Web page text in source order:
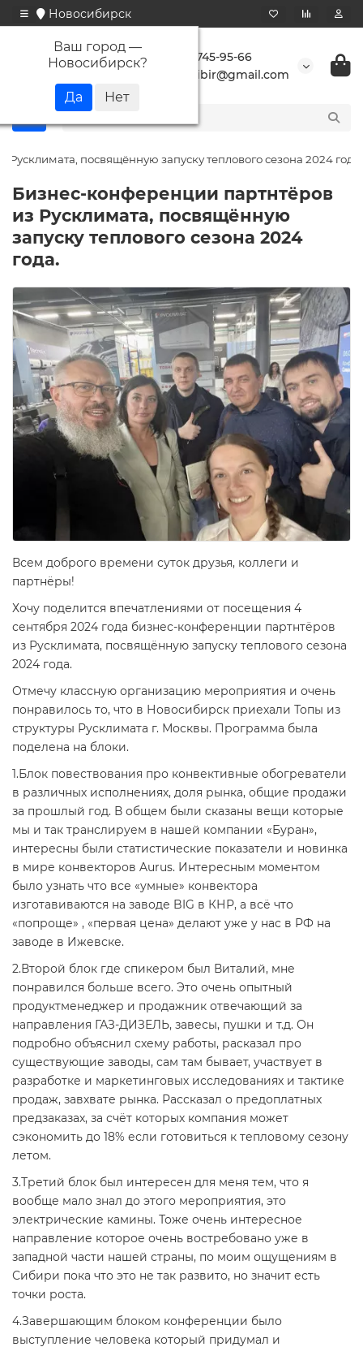
Новосибирск
Ваш город —
Новосибирск?
+7 923 745-95-66
buransibir@gmail.com
посвящённую запуску теплового сезона 2024 года.
Бизнес-конференции партнтёров
из Русклимата, посвящённую
запуску теплового сезона 2024
года.
Всем доброго времени суток друзья, коллеги и
партнёры!
Хочу поделится впечатлениями от посещения 4
сентября 2024 года бизнес-конференции партнтёров
из Русклимата, посвящённую запуску теплового сезона
2024 года.
Отмечу классную организацию мероприятия и очень
понравилось то, что в Новосибирск приехали Топы из
структуры Русклимата г. Москвы. Программа была
поделена на блоки.
1.Блок повествования про конвективные обогреватели
в различных исполнениях, доля рынка, общие продажи
за прошлый год. В общем были сказаны вещи которые
мы и так транслируем в нашей компании «Буран»,
интересны были статистические показатели и новинка
в мире конвекторов Aurus. Интересным моментом
было узнать что все «умные» конвектора
изготавиваются на заводе BIG в КНР, а всё что
«попроще» , «первая цена» делают уже у нас в РФ на
заводе в Ижевске.
2.Второй блок где спикером был Виталий, мне
понравился больше всего. Это очень опытный
продуктменеджер и продажник отвечающий за
направления ГАЗ-ДИЗЕЛЬ, завесы, пушки и т.д. Он
подробно объяснил схему работы, расказал про
существующие заводы, сам там бывает, участвует в
разработке и маркетинговых исследованиях и тактике
продаж, завхвате рынка. Рассказал о предоплатных
предзаказах, за счёт которых компания может
сэкономить до 18% если готовиться к тепловому сезону
летом.
3.Третий блок был интересен для меня тем, что я
вообще мало знал до этого мероприятия, это
электрические камины. Тоже очень интересное
направление которое очень востребовано уже в
западной части нашей страны, по моим ощущениям в
Сибири пока что это не так развито, но значит есть
точки роста.
4.Завершающим блоком конференции было
выступление человека который придумал и